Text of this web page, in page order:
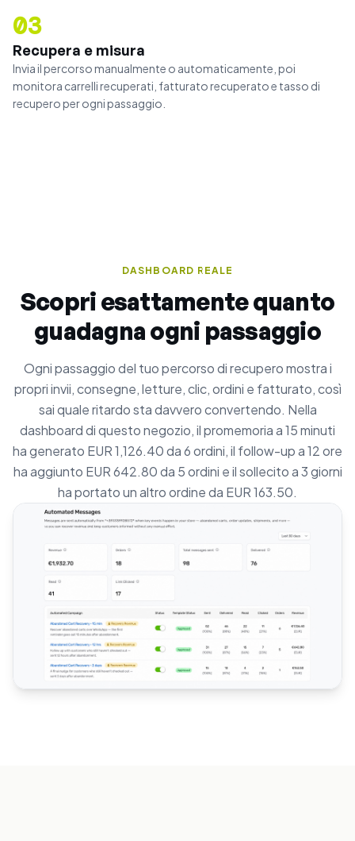
03
Recupera e misura
Invia il percorso manualmente o automaticamente, poi
monitora carrelli recuperati, fatturato recuperato e tasso di
recupero per ogni passaggio.
DASHBOARD REALE
Scopri esattamente quanto
guadagna ogni passaggio
Ogni passaggio del tuo percorso di recupero mostra i
propri invii, consegne, letture, clic, ordini e fatturato, così
sai quale ritardo sta davvero convertendo. Nella
dashboard di questo negozio, il promemoria a 15 minuti
ha generato EUR 1,126.40 da 6 ordini, il follow-up a 12 ore
ha aggiunto EUR 642.80 da 5 ordini e il sollecito a 3 giorni
ha portato un altro ordine da EUR 163.50.